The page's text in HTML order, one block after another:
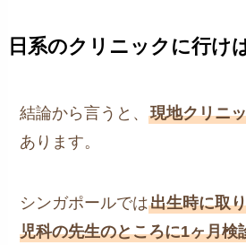
日系のクリニックに行け
結論から言うと、現地クリニ
あります。
シンガポールでは出生時に取
児科の先生のところに1ヶ月検